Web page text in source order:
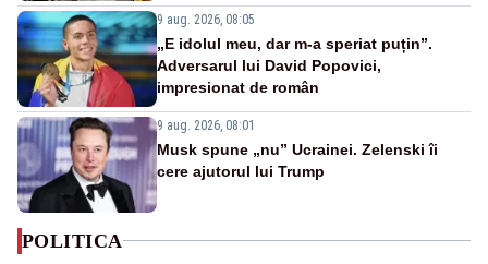
9 aug. 2026, 08:05
„E idolul meu, dar m-a speriat puțin”.
Adversarul lui David Popovici,
impresionat de român
9 aug. 2026, 08:01
Musk spune „nu” Ucrainei. Zelenski îi
cere ajutorul lui Trump
POLITICA